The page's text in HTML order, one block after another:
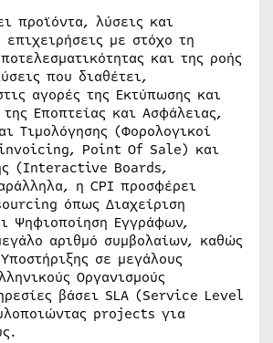
προϊόντα, λύσεις και
επιχειρήσεις με στόχο τη
και της ροής
που διαθέτει,
αγορές της Εκτύπωσης και
Εποπτείας και Ασφάλειας,
Τιμολόγησης (Φορολογικοί
invoicing, Point Of Sale) και
(Interactive Boards,
η CPI προσφέρει
όπως Διαχείριση
Ψηφιοποίηση Εγγράφων,
αριθμό συμβολαίων, καθώς
σε μεγάλους
Οργανισμούς
βάσει SLA (Service Level
projects για